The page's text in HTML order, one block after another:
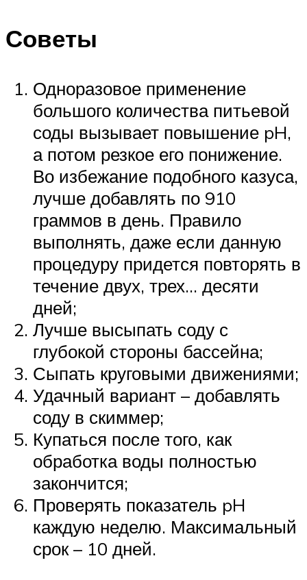
Советы
Одноразовое применение
большого количества питьевой
соды вызывает повышение pH,
а потом резкое его понижение.
Во избежание подобного казуса,
лучше добавлять по 910
граммов в день. Правило
выполнять, даже если данную
процедуру придется повторять в
течение двух, трех… десяти
дней;
Лучше высыпать соду с
глубокой стороны бассейна;
Сыпать круговыми движениями;
Удачный вариант – добавлять
соду в скиммер;
Купаться после того, как
обработка воды полностью
закончится;
Проверять показатель pH
каждую неделю. Максимальный
срок – 10 дней.